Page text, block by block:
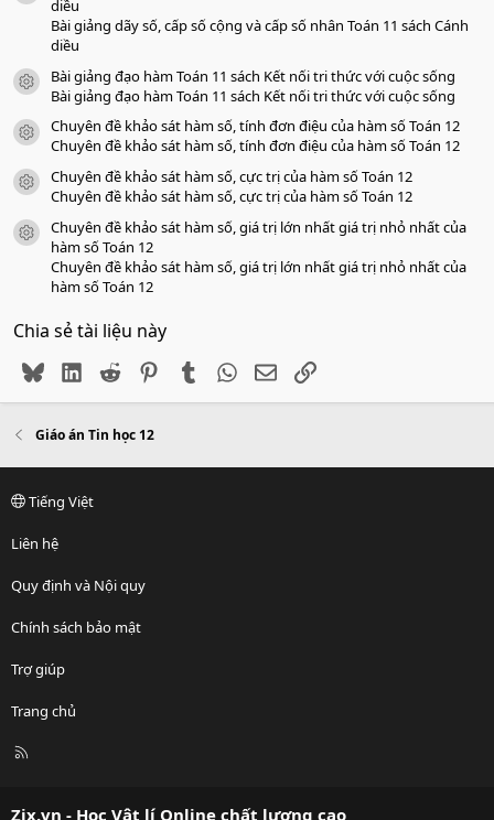
diều
Bài giảng dãy số, cấp số cộng và cấp số nhân Toán 11 sách Cánh
diều
icon tài liệu
Bài giảng đạo hàm Toán 11 sách Kết nối tri thức với cuộc sống
Bài giảng đạo hàm Toán 11 sách Kết nối tri thức với cuộc sống
icon tài liệu
Chuyên đề khảo sát hàm số, tính đơn điệu của hàm số Toán 12
Chuyên đề khảo sát hàm số, tính đơn điệu của hàm số Toán 12
icon tài liệu
Chuyên đề khảo sát hàm số, cực trị của hàm số Toán 12
Chuyên đề khảo sát hàm số, cực trị của hàm số Toán 12
icon tài liệu
Chuyên đề khảo sát hàm số, giá trị lớn nhất giá trị nhỏ nhất của
hàm số Toán 12
Chuyên đề khảo sát hàm số, giá trị lớn nhất giá trị nhỏ nhất của
hàm số Toán 12
Chia sẻ tài liệu này
BlueskyLinkedIn
Reddit PinterestTumblr WhatsApp
EmailLink
Giáo án Tin học 12
Tiếng Việt
Liên hệ
Quy định và Nội quy
Chính sách bảo mật
Trợ giúp
Trang chủ
R
Zix.vn - Học Vật lí Online chất lượng cao